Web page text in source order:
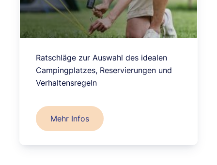
Ratschläge zur Auswahl des idealen
Campingplatzes, Reservierungen und
Verhaltensregeln
Mehr Infos